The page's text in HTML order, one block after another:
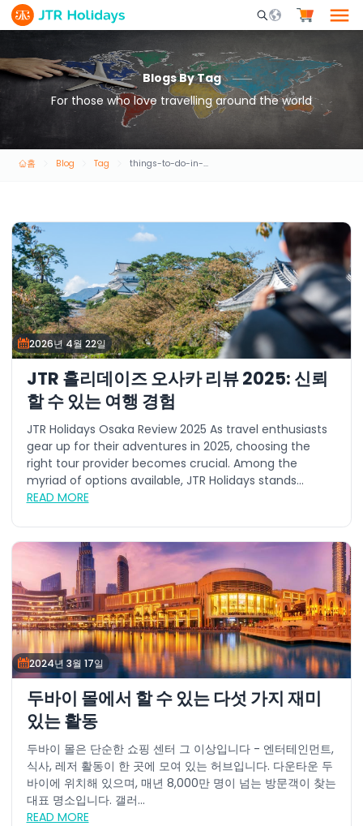
Mobile Search
Blogs By Tag
For those who love travelling around the world
홈 Blog Tag things-to-do-in-dubai
2026년 4월 22일
JTR 홀리데이즈 오사카 리뷰 2025: 신뢰
할 수 있는 여행 경험
JTR Holidays Osaka Review 2025 As travel enthusiasts
gear up for their adventures in 2025, choosing the
right tour provider becomes crucial. Among the
myriad of options available, JTR Holidays stands...
READ MORE
2024년 3월 17일
두바이 몰에서 할 수 있는 다섯 가지 재미
있는 활동
두바이 몰은 단순한 쇼핑 센터 그 이상입니다 - 엔터테인먼트,
식사, 레저 활동이 한 곳에 모여 있는 허브입니다. 다운타운 두
바이에 위치해 있으며, 매년 8,000만 명이 넘는 방문객이 찾는
대표 명소입니다. 갤러...
READ MORE